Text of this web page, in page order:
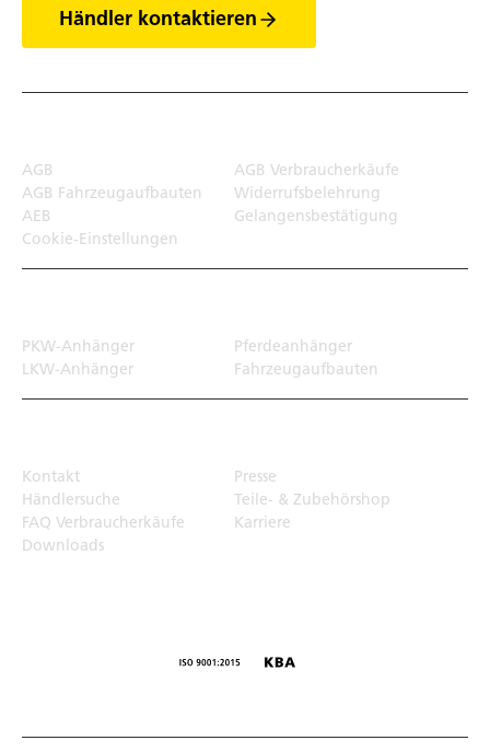
Händler kontaktieren
AGB
AGB Verbraucherkäufe
AGB Fahrzeugaufbauten
Widerrufsbelehrung
AEB
Gelangensbestätigung
Cookie-Einstellungen
PKW-Anhänger
Pferdeanhänger
LKW-Anhänger
Fahrzeugaufbauten
Kontakt
Presse
Händlersuche
Teile- & Zubehörshop
FAQ Verbraucherkäufe
Karriere
Downloads